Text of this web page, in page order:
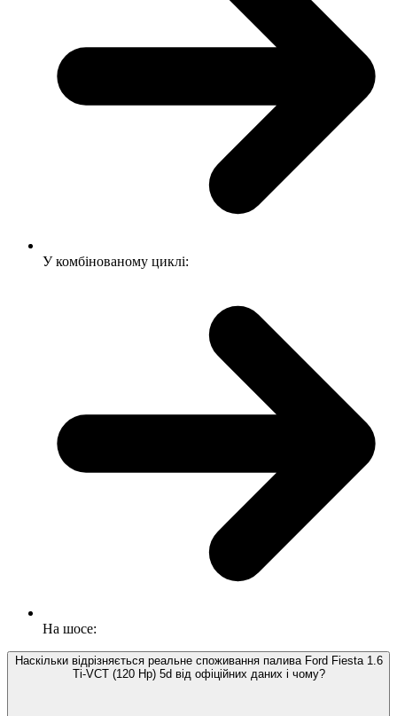
У комбінованому циклі:
На шосе:
Наскільки відрізняється реальне споживання палива Ford Fiesta 1.6
Ti-VCT (120 Hp) 5d від офіційних даних і чому?